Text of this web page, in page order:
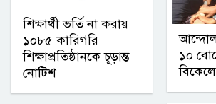
শিক্ষার্থী ভর্তি না করায়
১০৮৫ কারিগরি
শিক্ষাপ্রতিষ্ঠানকে চূড়ান্ত
নোটিশ
১০